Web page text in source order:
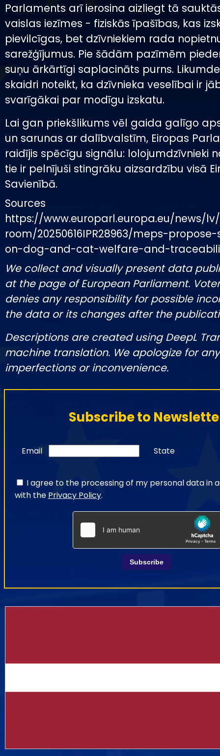
Parlaments arī ierosina aizliegt tā
vaislas iezīmes - fiziskās īpašības, kas
pievilcīgas, bet dzīvniekiem rada
sarežģījumus. Pie šādām pazīmēm
suņu ārkārtīgi saplacināts purns.
skaidri noteikt, ka dzīvnieka veselībai ir
svarīgākai par modīgu izskatu.
Lai gan priekšlikums vēl gaida galīgo
un sarunas ar dalībvalstīm, Eiropas
raidījis spēcīgu signālu: lolojumdzīvnieki
tie ir pelnījuši stingrāku aizsardzību visā
Savienībā.
Sources
https://www.europarl.europa.eu/news/
room/20250616IPR28963/meps-
on-dog-and-cat-welfare-and-
We collect and visually present data
at the page of European Parliament.
denies any responsibility for possible
the data or its changes after the
Descriptions are created using DeepL
machine translation. We apologize for
imperfections or inconvenience.
Subscribe to
Email State
I agree to the processing of my personal data in
with the Privacy Policy.
Subscribe